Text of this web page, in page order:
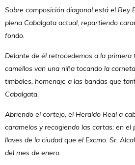
Sobre composición diagonal está el Rey
plena Cabalgata actual, repartiendo
fondo.
Delante de él retrocedemos a la primera
camellos van una niña tocando la
timbales, homenaje a las bandas que
Cabalgata.
Abriendo el cortejo, el Heraldo Real a
caramelos y recogiendo las cartas; en el
llaves de la ciudad que el Excmo. Sr.
del mes de enero.